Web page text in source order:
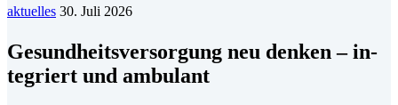
aktuelles 30. Juli 2026
Ge­sund­heits­ver­sor­gung neu den­ken – in­
te­griert und am­bu­lant